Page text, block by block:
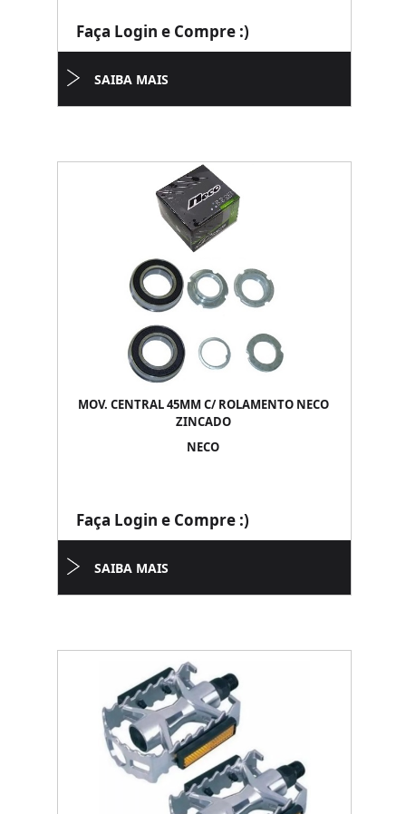
Faça Login e Compre :)
SAIBA MAIS
MOV. CENTRAL 45MM C/ ROLAMENTO NECO
ZINCADO
NECO
Faça Login e Compre :)
SAIBA MAIS